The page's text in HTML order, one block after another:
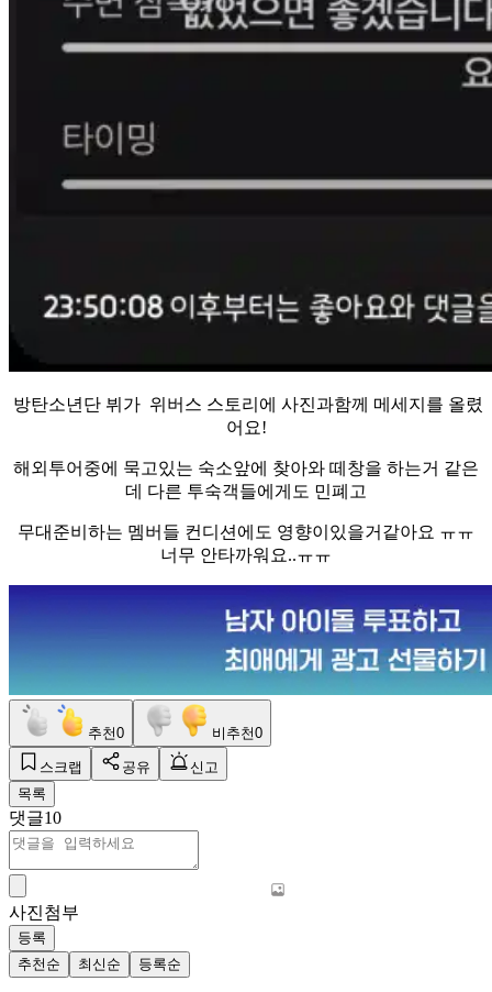
방탄소년단 뷔가 위버스 스토리에 사진과함께 메세지를 올렸
어요!
해외투어중에 묵고있는 숙소앞에 찾아와 떼창을 하는거 같은
데 다른 투숙객들에게도 민폐고
무대준비하는 멤버들 컨디션에도 영향이있을거같아요 ㅠㅠ
너무 안타까워요..ㅠㅠ
추천0 비추천0
스크랩 공유
신고
목록
댓글10
사진첨부
등록
추천순
최신순 등록순